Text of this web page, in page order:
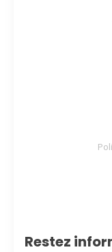
Restez